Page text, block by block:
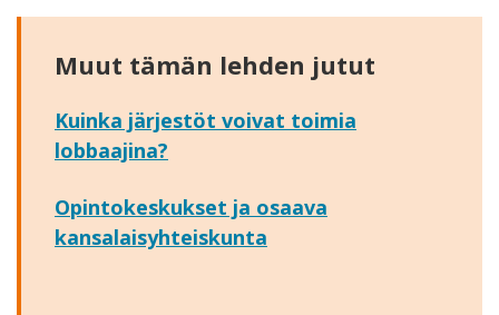
Muut tämän lehden jutut
Kuinka järjestöt voivat toimia
lobbaajina?
Opintokeskukset ja osaava
kansalaisyhteiskunta